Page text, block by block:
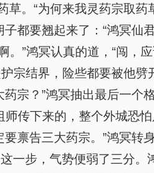
。“为何来我灵药宗取
都要翘起来了：“鸿冥仙
。”鸿冥认真的道，“闯，
宗结界，险些都要被他
宗？”鸿冥抽出最后一个
传下来的，整个外城恐
禀告三大药宗。”鸿冥转
一步，气势便弱了三分